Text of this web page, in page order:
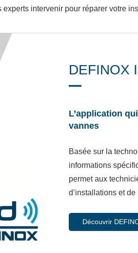
intervenir pour réparer votre
DEFINOX
L’application
vannes
Basée sur la
informations
permet aux
d’installations et
Découvrir